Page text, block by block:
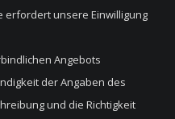
erfordert unsere Einwilligung
Angebots
der Angaben des
und die Richtigkeit